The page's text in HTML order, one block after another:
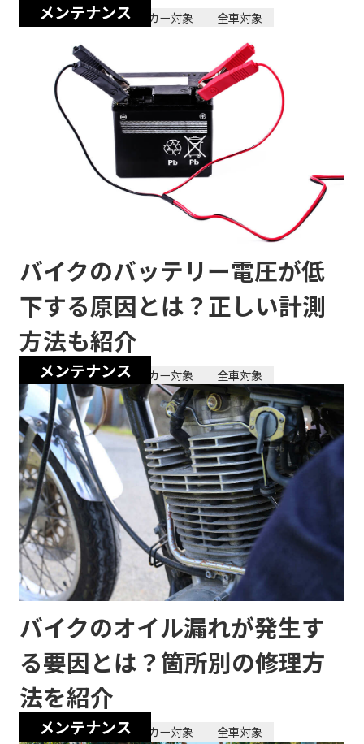
メンテナンス
2025/09/11 全メーカー対象 全車対象
メンテナンス
バイクのバッテリー電圧が低
下する原因とは？正しい計測
方法も紹介
2024/04/24 全メーカー対象 全車対象
メンテナンス
バイクのオイル漏れが発生す
る要因とは？箇所別の修理方
法を紹介
2024/04/24 全メーカー対象 全車対象